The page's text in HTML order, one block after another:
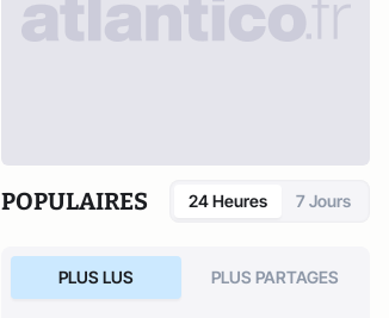
POPULAIRES 24 Heures 7 Jours
PLUS LUS PLUS PARTAGES